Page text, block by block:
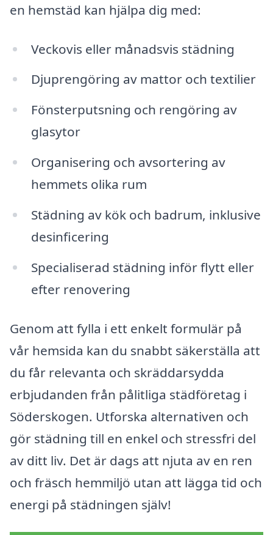
en hemstäd kan hjälpa dig med:
Veckovis eller månadsvis städning
Djuprengöring av mattor och textilier
Fönsterputsning och rengöring av
glasytor
Organisering och avsortering av
hemmets olika rum
Städning av kök och badrum, inklusive
desinficering
Specialiserad städning inför flytt eller
efter renovering
Genom att fylla i ett enkelt formulär på
vår hemsida kan du snabbt säkerställa att
du får relevanta och skräddarsydda
erbjudanden från pålitliga städföretag i
Söderskogen. Utforska alternativen och
gör städning till en enkel och stressfri del
av ditt liv. Det är dags att njuta av en ren
och fräsch hemmiljö utan att lägga tid och
energi på städningen själv!